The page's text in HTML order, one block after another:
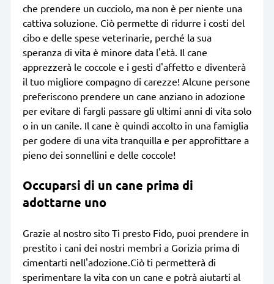
che prendere un cucciolo, ma non è per niente una
cattiva soluzione. Ciò permette di ridurre i costi del
cibo e delle spese veterinarie, perché la sua
speranza di vita è minore data l'età. Il cane
apprezzerà le coccole e i gesti d'affetto e diventerà
il tuo migliore compagno di carezze! Alcune persone
preferiscono prendere un cane anziano in adozione
per evitare di fargli passare gli ultimi anni di vita solo
o in un canile. Il cane è quindi accolto in una famiglia
per godere di una vita tranquilla e per approfittare a
pieno dei sonnellini e delle coccole!
Occuparsi di un cane prima di
adottarne uno
Grazie al nostro sito Ti presto Fido, puoi prendere in
prestito i cani dei nostri membri a Gorizia prima di
cimentarti nell'adozione.Ciò ti permetterà di
sperimentare la vita con un cane e potrà aiutarti al